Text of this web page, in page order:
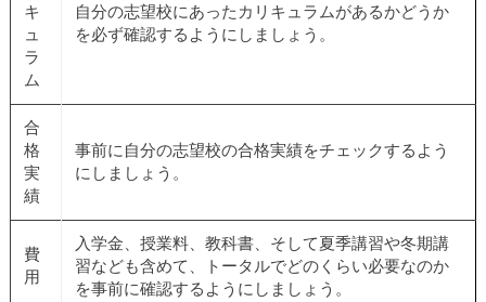
キ
ュ
ラ
ム
自分の志望校にあったカリキュラムがあるかどうか
を必ず確認するようにしましょう。
合
格
実
績
事前に自分の志望校の合格実績をチェックするよう
にしましょう。
費
用
入学金、授業料、教科書、そして夏季講習や冬期講
習なども含めて、トータルでどのくらい必要なのか
を事前に確認するようにしましょう。